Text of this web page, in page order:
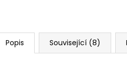
Popis Související (8)